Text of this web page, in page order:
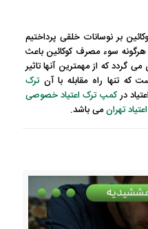
بر نوسانات خلقی پرداختیم
هرگونه سوء مصرف کوکائین باعث
گردد که از مهمترین آنها تاثیر
که تنها راه مقابله با آنترک
درکمپ ترک اعتیاد خصوصی
تهرانمی باشد.